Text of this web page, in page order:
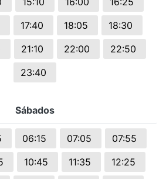
17:40 18:05
18:30
21:10 22:00
22:50
23:40
Sábados
06:15 07:05
07:55
10:45 11:35
12:25